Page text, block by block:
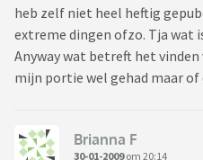
heb zelf niet heel heftig
extreme dingen ofzo. Tja wat
Anyway wat betreft het
mijn portie wel gehad maar
Brianna F
30-01-2009om 20:14